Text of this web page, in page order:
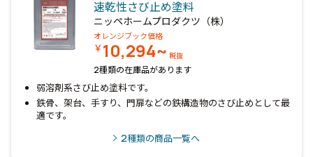
速乾性さび止め塗料
ニッペホームプロダクツ（株）
オレンジブック価格
￥10,294~ 税抜
2種類の在庫品があります
弱溶剤系さび止め塗料です。
鉄骨、架台、手すり、門扉などの鉄構造物のさび止めとして最
適です。
2種類の商品一覧へ